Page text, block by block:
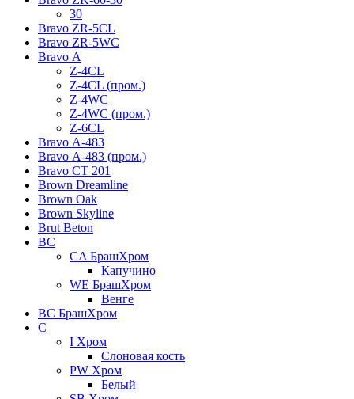
30
Bravo ZR-5CL
Bravo ZR-5WC
Bravo А
Z-4CL
Z-4CL (пром.)
Z-4WC
Z-4WC (пром.)
Z-6CL
Bravo А-483
Bravo А-483 (пром.)
Bravo СТ 201
Brown Dreamline
Brown Oak
Brown Skyline
Brut Beton
BС
CA БрашХром
Капучино
WE БрашХром
Венге
BС БрашХром
C
I Хром
Слоновая кость
PW Хром
Белый